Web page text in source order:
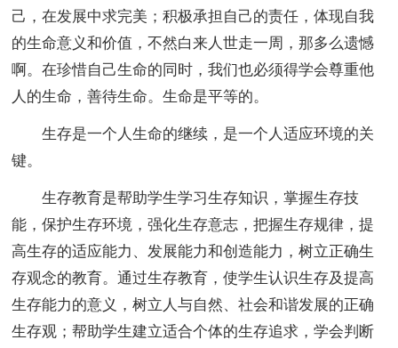
己，在发展中求完美；积极承担自己的责任，体现自我
的生命意义和价值，不然白来人世走一周，那多么遗憾
啊。在珍惜自己生命的同时，我们也必须得学会尊重他
人的生命，善待生命。生命是平等的。
生存是一个人生命的继续，是一个人适应环境的关
键。
生存教育是帮助学生学习生存知识，掌握生存技
能，保护生存环境，强化生存意志，把握生存规律，提
高生存的适应能力、发展能力和创造能力，树立正确生
存观念的教育。通过生存教育，使学生认识生存及提高
生存能力的意义，树立人与自然、社会和谐发展的正确
生存观；帮助学生建立适合个体的生存追求，学会判断